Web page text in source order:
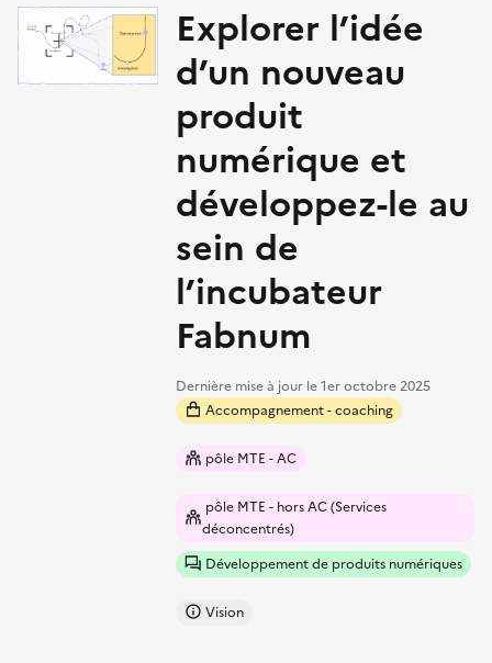
Explorer l’idée
d’un nouveau
produit
numérique et
développez-le au
sein de
l’incubateur
Fabnum
Dernière mise à jour le1er octobre 2025
Accompagnement - coaching
pôle MTE - AC
pôle MTE - hors AC (Services
déconcentrés)
Développement de produits numériques
Vision